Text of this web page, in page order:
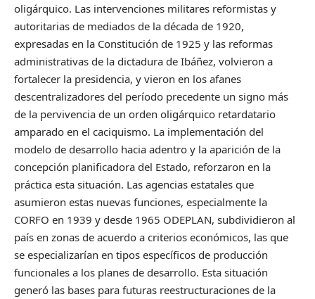
oligárquico. Las intervenciones militares reformistas y
autoritarias de mediados de la década de 1920,
expresadas en la Constitución de 1925 y las reformas
administrativas de la dictadura de Ibáñez, volvieron a
fortalecer la presidencia, y vieron en los afanes
descentralizadores del período precedente un signo más
de la pervivencia de un orden oligárquico retardatario
amparado en el caciquismo. La implementación del
modelo de desarrollo hacia adentro y la aparición de la
concepción planificadora del Estado, reforzaron en la
práctica esta situación. Las agencias estatales que
asumieron estas nuevas funciones, especialmente la
CORFO en 1939 y desde 1965 ODEPLAN, subdividieron al
país en zonas de acuerdo a criterios económicos, las que
se especializarían en tipos específicos de producción
funcionales a los planes de desarrollo. Esta situación
generó las bases para futuras reestructuraciones de la